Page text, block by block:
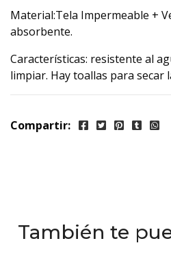
Material:Tela Impermeable +
absorbente.
Características: resistente al
limpiar. Hay toallas para secar
Compartir:
También te